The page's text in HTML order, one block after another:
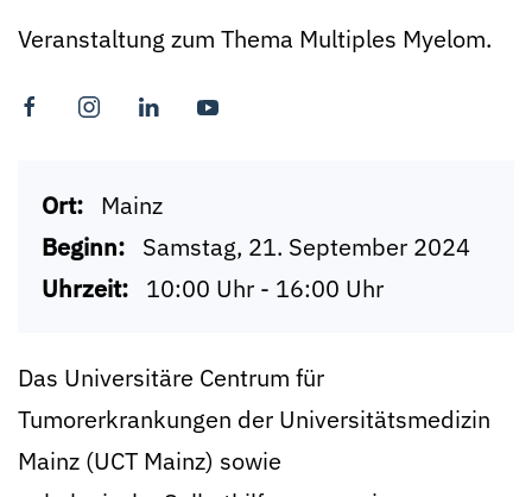
Veranstaltung zum Thema Multiples Myelom.
Ort: Mainz
Beginn: Samstag, 21. September 2024
Uhrzeit: 10:00 Uhr - 16:00 Uhr
Das Universitäre Centrum für
Tumorerkrankungen der Universitätsmedizin
Mainz (UCT Mainz) sowie